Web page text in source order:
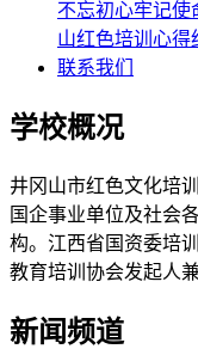
不忘初心牢记使
山红色培训心得
联系我们
学校概况
井冈山市红色文化培
国企事业单位及社会
构。江西省国资委培
教育培训协会发起人
新闻频道